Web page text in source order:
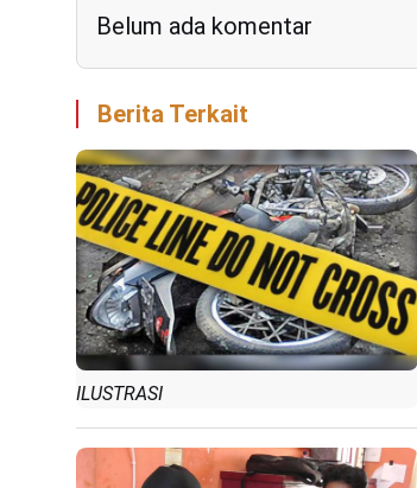
Belum ada komentar
Berita Terkait
ILUSTRASI